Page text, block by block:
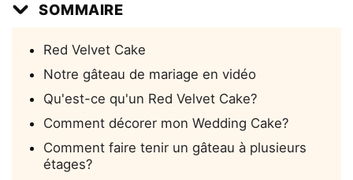
SOMMAIRE
Red Velvet Cake
Notre gâteau de mariage en vidéo
Qu'est-ce qu'un Red Velvet Cake?
Comment décorer mon Wedding Cake?
Comment faire tenir un gâteau à plusieurs
étages?